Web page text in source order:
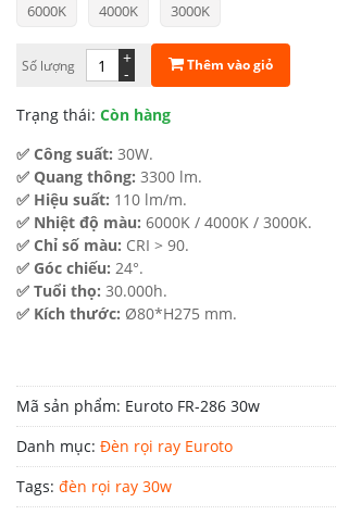
là:
910.000 ₫.
tại
529.000 ₫.
6000K 4000K 3000K
Số lượng -
+ Thêm vào giỏ
Trạng thái: Còn hàng
✅ Công suất: 30W.
✅ Quang thông: 3300 lm.
✅ Hiệu suất: 110 lm/m.
✅ Nhiệt độ màu: 6000K / 4000K / 3000K.
✅ Chỉ số màu: CRI > 90.
✅ Góc chiếu: 24°.
✅ Tuổi thọ: 30.000h.
✅ Kích thước: Ø80*H275 mm.
Mã sản phẩm: Euroto FR-286 30w
Danh mục: Đèn rọi ray Euroto
Tags: đèn rọi ray 30w